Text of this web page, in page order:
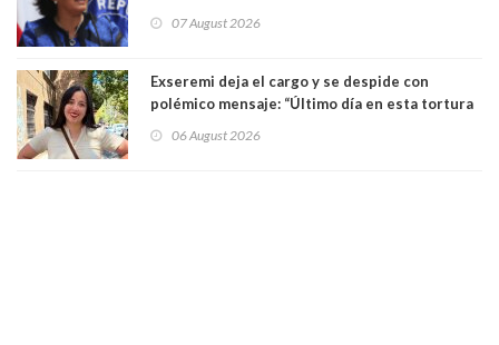
07 August 2026
Exseremi deja el cargo y se despide con
polémico mensaje: “Último día en esta tortura
06 August 2026